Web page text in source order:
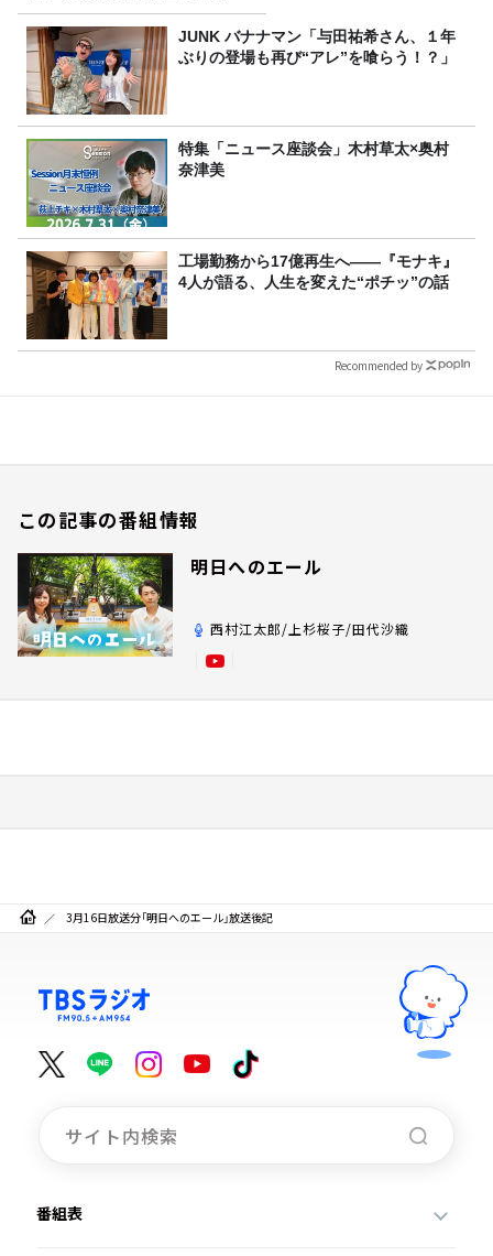
～ごきげんよう、ルンルン
～』8/9（日）16時放送JUNK バナナマン「与田祐希さん、１年
ぶりの登場も再び“アレ”を喰らう！？」
特集「ニュース座談会」木村草太×奥村
奈津美
工場勤務から17億再生へ——『モナキ』
4人が語る、人生を変えた“ポチッ”の話
Recommended by
この記事の番組情報
明日へのエール
西村江太郎/上杉桜子/田代沙織
3月16日放送分「明日へのエール」放送後記
番組表